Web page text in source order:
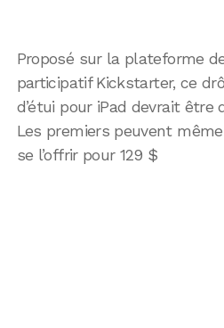
Proposé sur la plateforme
participatif Kickstarter, ce
d’étui pour iPad devrait être
Les premiers peuvent même
se l’offrir pour 129 $